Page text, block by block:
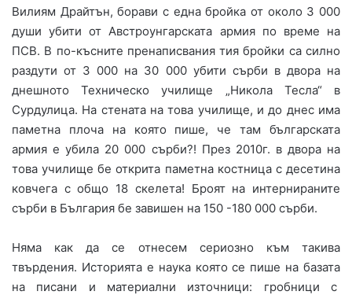
Вилиям Драйтън, борави с една бройка от около 3 000
души убити от Австроунгарската армия по време на
ПСВ. В по-късните пренаписвания тия бройки са силно
раздути от 3 000 на 30 000 убити сърби в двора на
днешното Техническо училище „Никола Тесла“ в
Сурдулица. На стената на това училище, и до днес има
паметна плоча на която пише, че там българската
армия е убила 20 000 сърби?! През 2010г. в двора на
това училище бе открита паметна костница с десетина
ковчега с общо 18 скелета! Броят на интернираните
сърби в България бе завишен на 150 -180 000 сърби.
Няма как да се отнесем сериозно към такива
твърдения. Историята е наука която се пише на базата
на писани и материални източници: гробници с